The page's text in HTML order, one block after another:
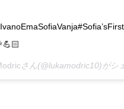
さん(@lukamodric10)がシェ